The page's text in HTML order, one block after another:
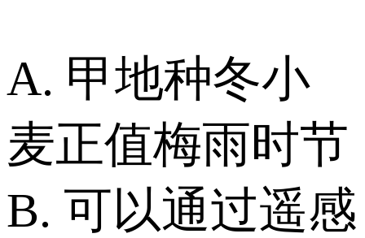
A. 甲地种冬小
麦正值梅雨时节
B. 可以通过遥感